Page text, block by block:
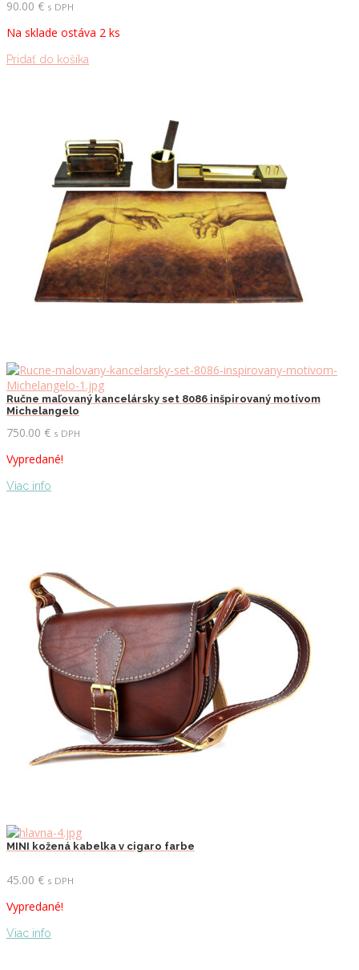
90.00 € s DPH
Na sklade ostáva 2 ks
Pridať do košíka
Ručne maľovaný kancelársky set 8086 inšpirovaný motívom
Michelangelo
750.00 € s DPH
Vypredané!
Viac info
MINI kožená kabelka v cigaro farbe
45.00 € s DPH
Vypredané!
Viac info